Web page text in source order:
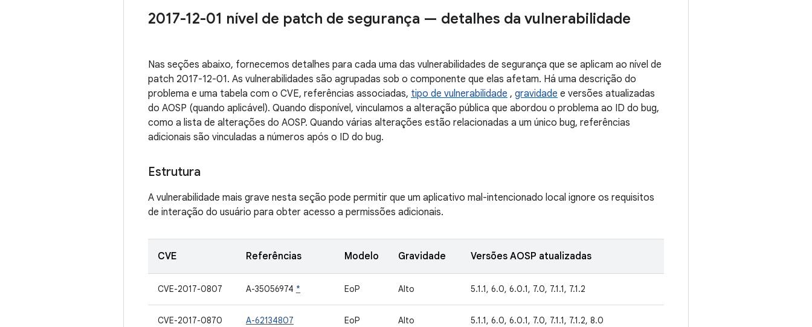
2017-12-01 nível de patch de segurança — detalhes da vulnerabilidade
Nas seções abaixo, fornecemos detalhes para cada uma das vulnerabilidades de segurança que se aplicam ao nível de
patch 2017-12-01. As vulnerabilidades são agrupadas sob o componente que elas afetam. Há uma descrição do
problema e uma tabela com o CVE, referências associadas, tipo de vulnerabilidade , gravidade e versões atualizadas
do AOSP (quando aplicável). Quando disponível, vinculamos a alteração pública que abordou o problema ao ID do bug,
como a lista de alterações do AOSP. Quando várias alterações estão relacionadas a um único bug, referências
adicionais são vinculadas a números após o ID do bug.
Estrutura
A vulnerabilidade mais grave nesta seção pode permitir que um aplicativo mal-intencionado local ignore os requisitos
de interação do usuário para obter acesso a permissões adicionais.
CVE Referências Modelo Gravidade Versões AOSP atualizadas
CVE-2017-0807 A-35056974 * EoP Alto 5.1.1, 6.0, 6.0.1, 7.0, 7.1.1, 7.1.2
CVE-2017-0870 A-62134807 EoP Alto 5.1.1, 6.0, 6.0.1, 7.0, 7.1.1, 7.1.2, 8.0